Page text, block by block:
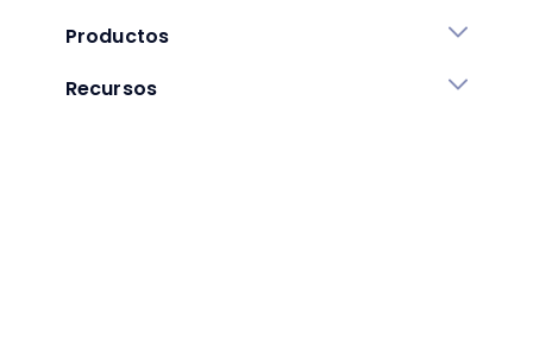
Productos
Recursos